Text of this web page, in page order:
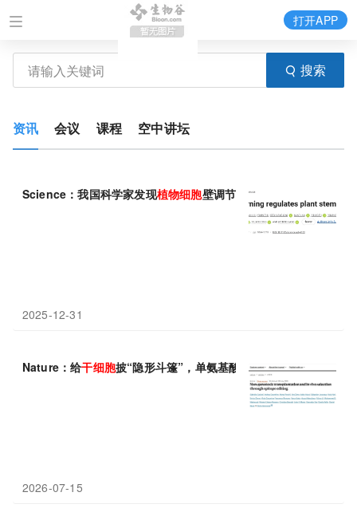
搜索
打开APP
资讯 会议 课程 空中讲坛
Science：我国科学家发现植物细胞壁调节 植物
2025-12-31
Nature：给干细胞披“隐形斗篷”，单氨基酸编辑让KIT抗体只清宿
2026-07-15